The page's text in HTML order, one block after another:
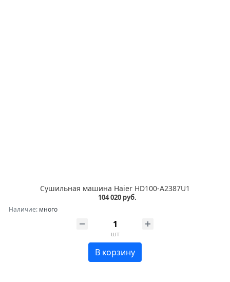
Сушильная машина Haier HD100-A2387U1
104 020 руб.
Наличие: много
шт
В корзину